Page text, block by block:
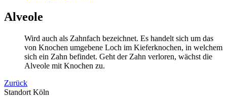
Alveole
Wird auch als Zahnfach bezeichnet. Es handelt sich um das
von Knochen umgebene Loch im Kieferknochen, in welchem
sich ein Zahn befindet. Geht der Zahn verloren, wächst die
Alveole mit Knochen zu.
Zurück
Standort Köln